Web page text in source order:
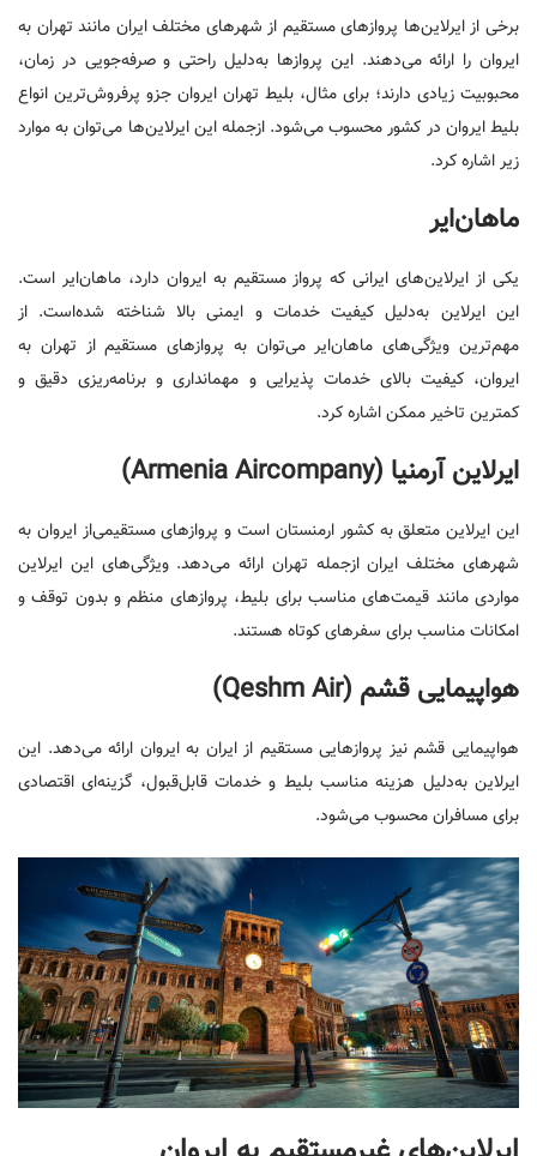
برخی از ایرلاین‌ها پروازهای مستقیم از شهرهای مختلف ایران مانند تهران به
ایروان را ارائه می‌دهند. این پروازها به‌دلیل راحتی و صرفه‌جویی در زمان،
محبوبیت زیادی دارند؛ برای مثال، بلیط تهران ایروان جزو پرفروش‌ترین انواع
بلیط ایروان در کشور محسوب می‌شود. ازجمله این ایرلاین‌ها می‌توان به موارد
زیر اشاره کرد.
ماهان‌ایر
یکی از ایرلاین‌های ایرانی که پرواز مستقیم به ایروان دارد، ماهان‌ایر است.
این ایرلاین به‌دلیل کیفیت خدمات و ایمنی بالا شناخته شده‌است. از
مهم‌ترین ویژگی‌های ماهان‌ایر می‌توان به پروازهای مستقیم از تهران به
ایروان، کیفیت بالای خدمات پذیرایی و مهمانداری و برنامه‌ریزی دقیق و
کمترین تاخیر ممکن اشاره کرد.
ایرلاین آرمنیا (Armenia Aircompany)
این ایرلاین متعلق به کشور ارمنستان است و پروازهای مستقیمی‌از ایروان به
شهرهای مختلف ایران ازجمله تهران ارائه می‌دهد. ویژگی‌های این ایرلاین
مواردی مانند قیمت‌های مناسب برای بلیط، پروازهای منظم و بدون توقف و
امکانات مناسب برای سفرهای کوتاه هستند.
هواپیمایی قشم (Qeshm Air)
هواپیمایی قشم نیز پروازهایی مستقیم از ایران به ایروان ارائه می‌دهد. این
ایرلاین به‌دلیل هزینه مناسب بلیط و خدمات قابل‌قبول، گزینه‌ای اقتصادی
برای مسافران محسوب می‌شود.